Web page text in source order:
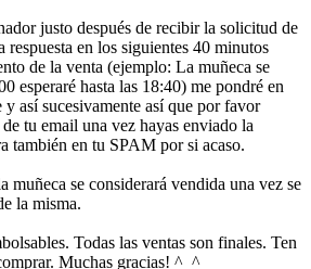
justo después de recibir la solicitud de
en los siguientes 40 minutos
de la venta (ejemplo: La muñeca se
esperaré hasta las 18:40) me pondré en
así sucesivamente así que por favor
tu email una vez hayas enviado la
también en tu SPAM por si acaso.
muñeca se considerará vendida una vez se
la misma.
Todas las ventas son finales. Ten
Muchas gracias! ^_^